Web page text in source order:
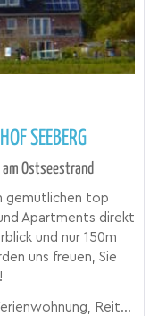
SEEBERG
Ostseestrand
gemütlichen top
Apartments direkt
und nur 150m
uns freuen, Sie
Reiterhof